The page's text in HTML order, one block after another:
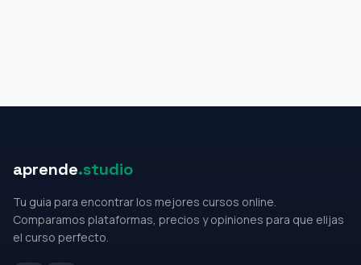
aprende.studio
Tu guia para encontrar los mejores cursos online.
Comparamos plataformas, precios y opiniones para que elijas
el curso perfecto.